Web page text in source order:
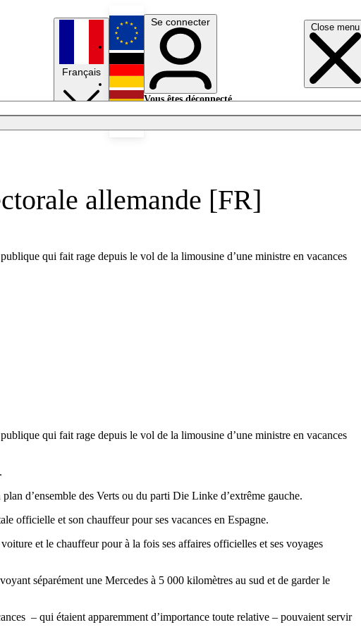
Close menu
Français
English
Deutsch
Se connecter
Vous êtes déconnecté.
allemande [FR]
qui fait rage depuis le vol de la limousine d’une ministre en vacances
qui fait rage depuis le vol de la limousine d’une ministre en vacances
d’ensemble des Verts ou du parti Die Linke d’extrême gauche.
officielle et son chauffeur pour ses vacances en Espagne.
et le chauffeur pour à la fois ses affaires officielles et ses voyages
séparément une Mercedes à 5 000 kilomètres au sud et de garder le
– qui étaient apparemment d’importance toute relative – pouvaient servir